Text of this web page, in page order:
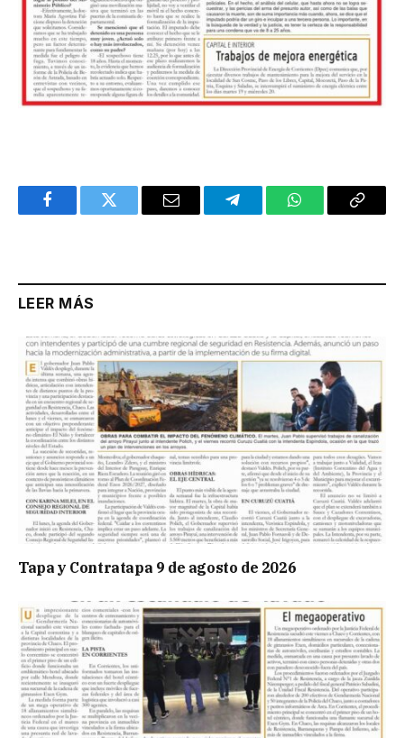
FacebookTwitter Email TelegramWhatsAppCopy
LEER MÁS
Tapa y Contratapa 9 de agosto de 2026